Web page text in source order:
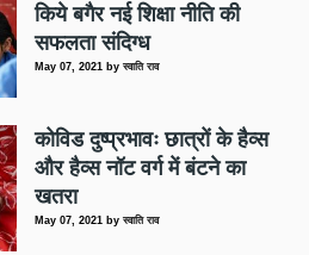
किये बगैर नई शिक्षा नीति की
सफलता संदिग्ध
May 07, 2021 byस्वाति राव
कोविड दुष्प्रभावः छात्रों के हैव्स
और हैव्स नॉट वर्ग में बंटने का
खतरा
May 07, 2021 byस्वाति राव